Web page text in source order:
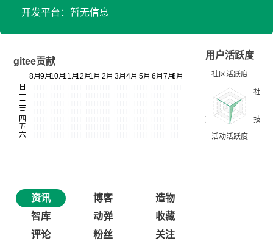
开发平台：暂无信息
gitee贡献
用户活跃度
资讯 博客
造物
智库
动弹
收藏
评论
粉丝 关注